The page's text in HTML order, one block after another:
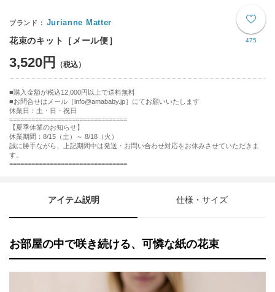
475
Jurianne Matter
花束のキット［メール便］
3,520円
購入金額が税込12,000円以上で送料無料
お問合せはメール［info@amababy.jp］にてお願いいたします
休業日：土・日・祝日
================================
【夏季休業のお知らせ】
休業期間：8/15（土）～ 8/18（火）
誠に勝手ながら、上記期間中は発送・お問い合わせ対応をお休みさせていただきま
す。
================================
アイテム説明 仕様・サイズ
お部屋の中で咲き続ける、可憐な紙の花束